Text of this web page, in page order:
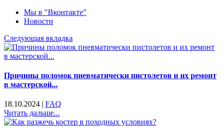
Мы в "Вконтакте"
Новости
Следующая вкладка
Причины поломок пневматически пистолетов и их ремонт
в мастерской...
18.10.2024 | FAQ
Читать дальше...